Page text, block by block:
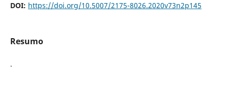
DOI: https://doi.org/10.5007/2175-8026.2020v73n2p145
Resumo
.